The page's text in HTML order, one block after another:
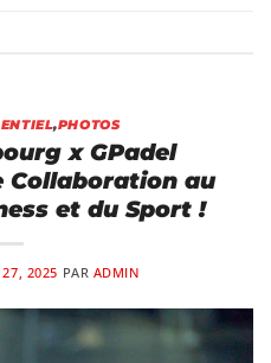
,PHOTOS
x GPadel
Collaboration au
et du Sport !
27, 2025 PAR ADMIN